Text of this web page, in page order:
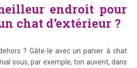
endroit pour
chat d’extérieur ?
? Gâte-le avec un panier à chat
sous, par exemple, ton auvent, dans